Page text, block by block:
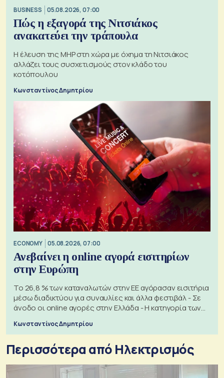
BUSINESS 05.08.2026, 07:00
Πώς η εξαγορά της Νιτσιάκος
ανακατεύει την τράπουλα
H έλευση της MHP στη χώρα με όχημα τη Νιτσιάκος
αλλάζει τους συσχετισμούς στον κλάδο του
κοτόπουλου
Κωνσταντίνος Δημητρίου
ECONOMY 05.08.2026, 07:00
Ανεβαίνει η online αγορά εισιτηρίων
στην Ευρώπη
Το 26,8 % των καταναλωτών στην ΕΕ αγόρασαν εισιτήρια
μέσω διαδικτύου για συναυλίες και άλλα φεστιβάλ - Σε
άνοδο οι online αγορές στην Ελλάδα - Η κατηγορία των
Κωνσταντίνος Δημητρίου
Περισσότερα από Ηλεκτρισμός